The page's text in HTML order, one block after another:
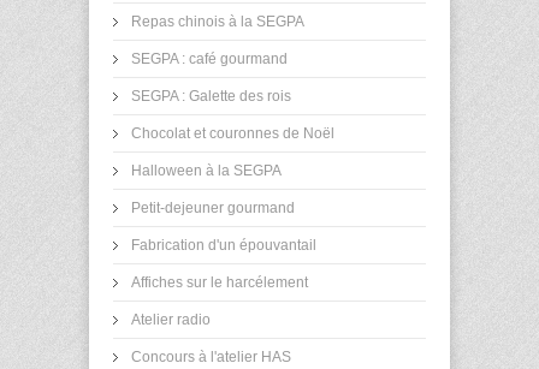
Repas chinois à la SEGPA
SEGPA : café gourmand
SEGPA : Galette des rois
Chocolat et couronnes de Noël
Halloween à la SEGPA
Petit-dejeuner gourmand
Fabrication d'un épouvantail
Affiches sur le harcélement
Atelier radio
Concours à l'atelier HAS